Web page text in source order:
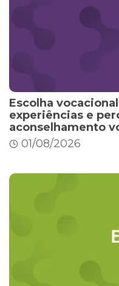
Escolha
experiências e
aconselhamento
01/08/2026